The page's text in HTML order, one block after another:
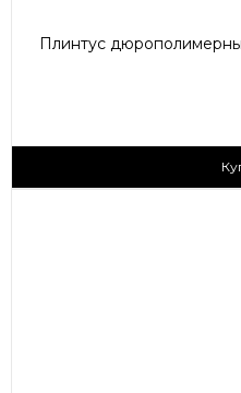
Плинтус